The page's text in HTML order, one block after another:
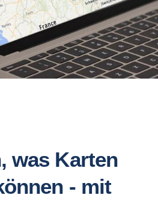
was Karten
- mit